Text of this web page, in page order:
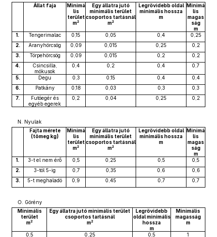
Állat faja
Minimá
lis
terület
m2
Egy állatra jutó
minimális terület
csoportos tartásnál
m2
Legrövidebb oldal
minimális hossza
m
Minimá
lis
magas
ság
m
1.
Tengerimalac 0,15 0,05 0,4
0,25
2.
Aranyhörcsög 0,09 0,015 0,25
0,2
3.
Törpehörcsög 0,09 0,015 0,2
0,2
4.
Csincsilla,
mókusok
0,4 0,2 0,4 0,7
5. Degu 0,3 0,15 0,4
0,4
6.
Patkány 0,18 0,03 0,3
0,3
7.
Futóegér és
egyéb egerek
0,2 0,04 0,25 0,2
N. Nyulak
Fajta mérete
(tömeg kg)
Minimá
lis
terület
m2
Egy állatra jutó
minimális terület
csoportos tartásnál
m2
Legrövidebb oldal
minimális hossza
m
Minimá
lis
magas
ság
m
1.
3-t el nem érő 0,5 0,25 0,5
0,5
2.
3-tól 5-ig 0,7 0,35 0,6
0,6
3.
5-t meghaladó 0,9 0,45 0,7 0,7
O. Görény
Minimális
terület
m2
Egy állatra jutó minimális terület
csoportos tartásnál
m2
Legrövidebb
oldal minimális
hossza
m
Minimális
magasság
m
0,5 0,25 0,5 1